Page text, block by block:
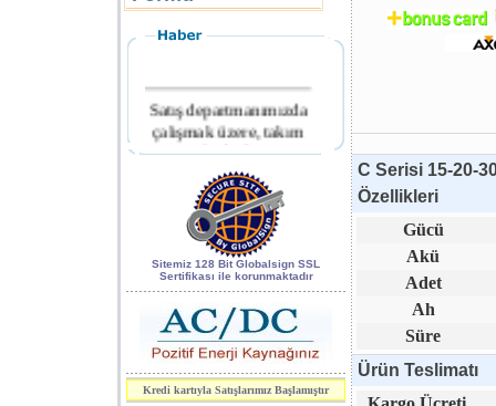
Satış departmanımızda
çalışmak üzere, takım
arkadaşları
aranmaktadır.
World of
Industry 2006
kapsamındaki 7.
Enerji, Elektrik
ve Elektronik
Teknolojileri
fuarı.
Sitemiz 128 Bit Globalsign SSL
Sertifikası ile korunmaktadır
Kredi kartıyla Satışlarımız Başlamıştır
C Serisi 15-20-
Özellikleri
Gücü
Akü
Adet
Ah
Süre
Ürün Teslimatı